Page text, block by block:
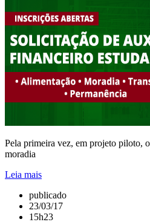
Pela primeira vez, em projeto piloto,
moradia
Leia mais
publicado
23/03/17
15h23